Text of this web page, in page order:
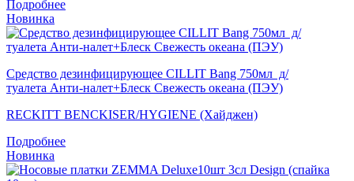
Подробнее
Новинка
Средство дезинфицирующее CILLIT Bang 750мл д/
туалета Анти-налет+Блеск Свежесть океана (ПЭУ)
RECKITT BENCKISER/HYGIENE (Хайджен)
Подробнее
Новинка